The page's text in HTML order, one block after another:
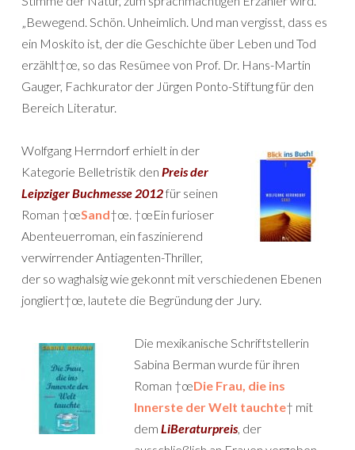
„Bewegend. Schön. Unheimlich. Und man vergisst, dass es
ein Moskito ist, der die Geschichte über Leben und Tod
erzählt†œ, so das Resümee von Prof. Dr. Hans-Martin
Gauger, Fachkurator der Jürgen Ponto-Stiftung für den
Bereich Literatur.
Wolfgang Herrndorf erhielt in der
Kategorie Belletristik den Preis der
Leipziger Buchmesse 2012für seinen
Roman †œSand†œ. †œEin furioser
Abenteuerroman, ein faszinierend
verwirrender Antiagenten-Thriller,
der so waghalsig wie gekonnt mit verschiedenen Ebenen
jongliert†œ, lautete die Begründung der Jury.
Die mexikanische Schriftstellerin
Sabina Berman wurde für ihren
Roman †œDie Frau, die ins
Innerste der Welt tauchte† mit
dem LiBeraturpreis, der